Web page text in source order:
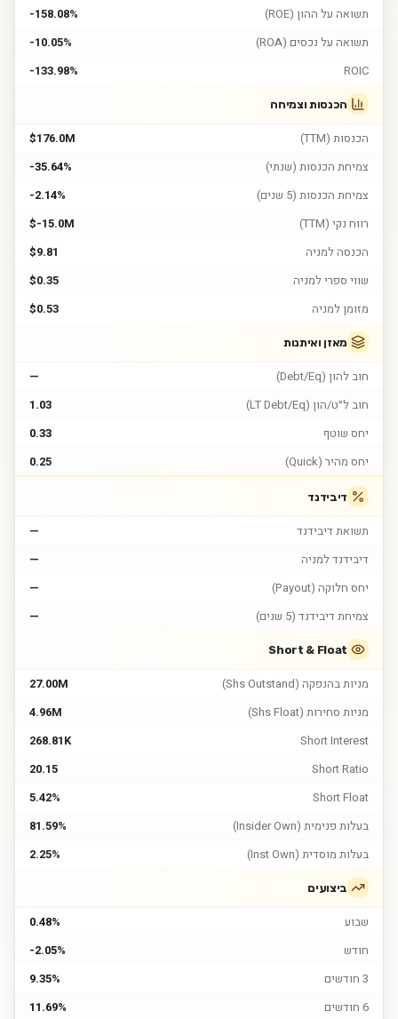
תשואה על ההון (ROE)
-158.08%
תשואה על נכסים (ROA)
-10.05%
ROIC
-133.98%
הכנסות וצמיחה
הכנסות (TTM)
$176.0M
צמיחת הכנסות (שנתי)
-35.64%
צמיחת הכנסות (5 שנים)
-2.14%
רווח נקי (TTM)
$-15.0M
הכנסה למניה
$9.81
שווי ספרי למניה
$0.35
מזומן למניה
$0.53
מאזן ואיתנות
חוב להון (Debt/Eq)
—
חוב ל״ט/הון (LT Debt/Eq)
1.03
יחס שוטף
0.33
יחס מהיר (Quick)
0.25
דיבידנד
תשואת דיבידנד
—
דיבידנד למניה
—
יחס חלוקה (Payout)
—
צמיחת דיבידנד (5 שנים)
—
Short & Float
מניות בהנפקה (Shs Outstand)
27.00M
מניות סחירות (Shs Float)
4.96M
Short Interest
268.81K
Short Ratio
20.15
Short Float
5.42%
בעלות פנימית (Insider Own)
81.59%
בעלות מוסדית (Inst Own)
2.25%
ביצועים
שבוע
0.48%
חודש
-2.05%
3 חודשים
9.35%
6 חודשים
11.69%